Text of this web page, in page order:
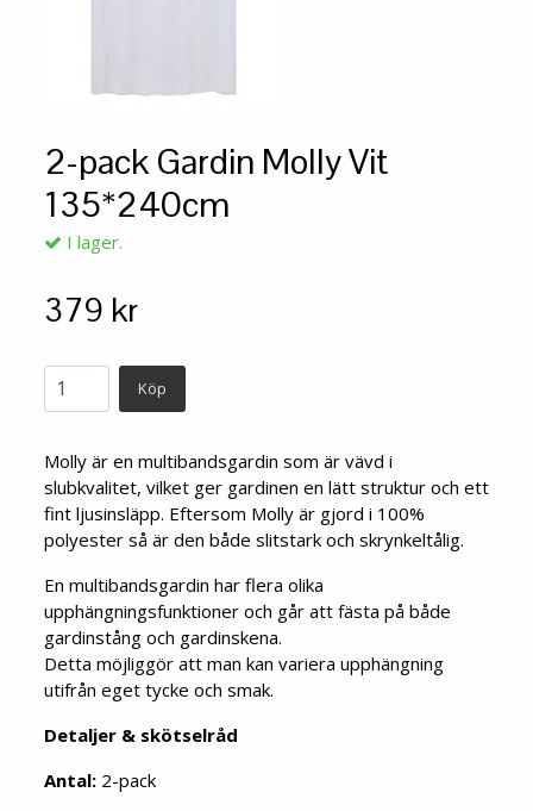
2-pack Gardin Molly Vit
135*240cm
I lager.
379 kr
Köp
Molly är en multibandsgardin som är vävd i
slubkvalitet, vilket ger gardinen en lätt struktur och ett
fint ljusinsläpp. Eftersom Molly är gjord i 100%
polyester så är den både slitstark och skrynkeltålig.
En multibandsgardin har flera olika
upphängningsfunktioner och går att fästa på både
gardinstång och gardinskena.
Detta möjliggör att man kan variera upphängning
utifrån eget tycke och smak.
Detaljer & skötselråd
Antal: 2-pack